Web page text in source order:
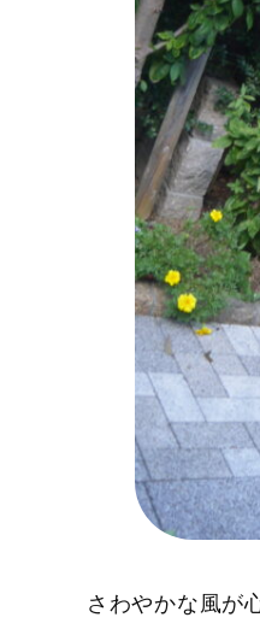
さわやかな風が